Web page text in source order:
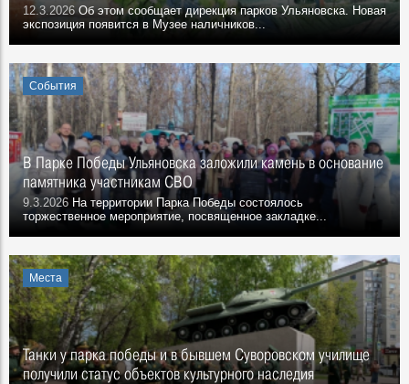
12.3.2026Об этом сообщает дирекция парков Ульяновска. Новая
экспозиция появится в Музее наличников...
События
В Парке Победы Ульяновска заложили камень в основание
памятника участникам СВО
9.3.2026 На территории Парка Победы состоялось
торжественное мероприятие, посвященное закладке...
Места
Танки у парка победы и в бывшем Суворовском училище
получили статус объектов культурного наследия